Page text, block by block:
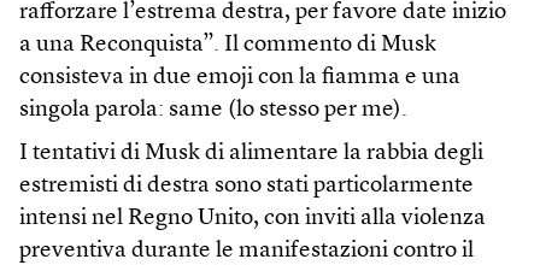
rafforzare l’estrema destra, per favore date inizio
a una Reconquista”. Il commento di Musk
consisteva in due emoji con la fiamma e una
singola parola: same (lo stesso per me).
I tentativi di Musk di alimentare la rabbia degli
estremisti di destra sono stati particolarmente
intensi nel Regno Unito, con inviti alla violenza
preventiva durante le manifestazioni contro il